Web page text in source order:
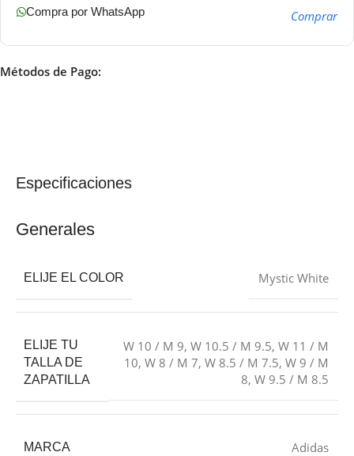
Compra por WhatsApp Comprar
Métodos de Pago:
Especificaciones
Generales
ELIJE EL COLOR Mystic White
ELIJE TU
TALLA DE
ZAPATILLA
W 10 / M 9, W 10.5 / M 9.5, W 11 / M
10, W 8 / M 7, W 8.5 / M 7.5, W 9 / M
8, W 9.5 / M 8.5
MARCA Adidas